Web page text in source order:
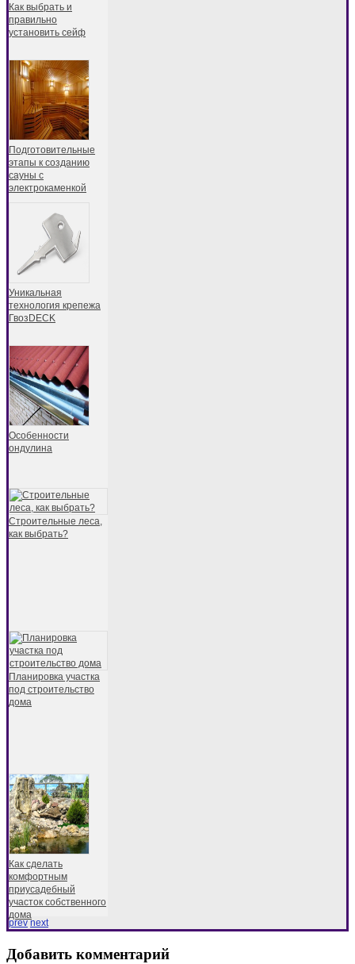
Как выбрать и
правильно
установить сейф
Подготовительные
этапы к созданию
сауны с
электрокаменкой
Уникальная
технология крепежа
ГвозDECK
Особенности
ондулина
Строительные леса,
как выбрать?
Планировка участка
под строительство
дома
Как сделать
комфортным
приусадебный
участок собственного
дома
prev next
Добавить комментарий